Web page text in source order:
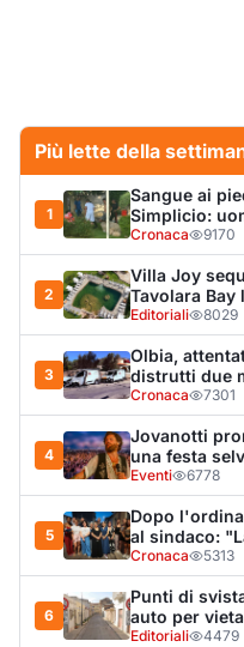
Più lette della
1
Sangue ai
Simplicio:
Cronaca 9170
2
Villa Joy
Tavolara
Editoriali 8029
3
Olbia,
distrutti due
Cronaca 7301
4
Jovanotti
una festa
Eventi 6778
5
Dopo
al sindaco:
nulla"
Cronaca 5313
6
Punti di
auto per
Editoriali 4479